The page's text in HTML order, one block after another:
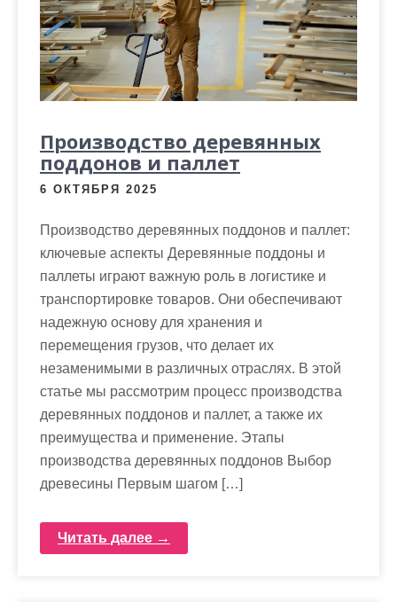
Производство деревянных
поддонов и паллет
6 ОКТЯБРЯ 2025
Производство деревянных поддонов и паллет:
ключевые аспекты Деревянные поддоны и
паллеты играют важную роль в логистике и
транспортировке товаров. Они обеспечивают
надежную основу для хранения и
перемещения грузов, что делает их
незаменимыми в различных отраслях. В этой
статье мы рассмотрим процесс производства
деревянных поддонов и паллет, а также их
преимущества и применение. Этапы
производства деревянных поддонов Выбор
древесины Первым шагом […]
Читать далее →